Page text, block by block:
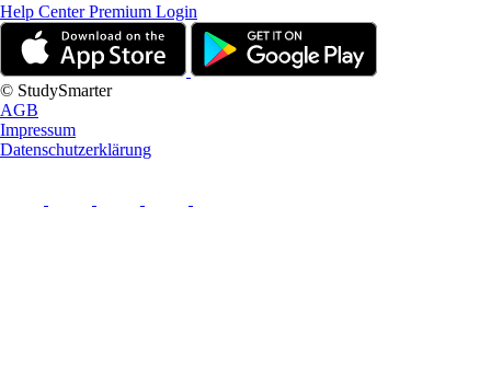
Help CenterPremium Login
© StudySmarter
AGB
Impressum
Datenschutzerklärung